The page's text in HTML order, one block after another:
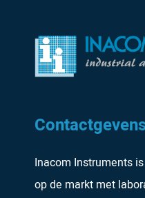
Inacom Instruments
op de markt met